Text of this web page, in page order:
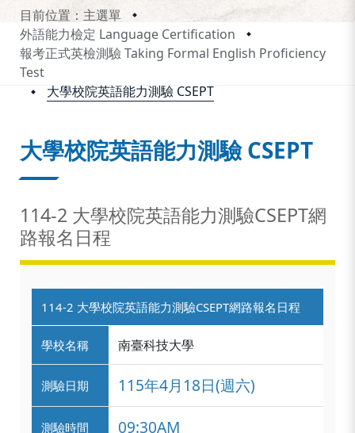
目前位置：主選單
外語能力檢定 Language Certification
報考正式英檢測驗 Taking Formal English Proficiency
Test
大學校院英語能力測驗 CSEPT
大學校院英語能力測驗 CSEPT
114-2 大學校院英語能力測驗CSEPT網
路報名日程
114-2 大學校院英語能力測驗CSEPT網路報名日程
學校名稱 南臺科技大學
測驗日期 115年4月18日(週六)
測驗時間 09:30AM